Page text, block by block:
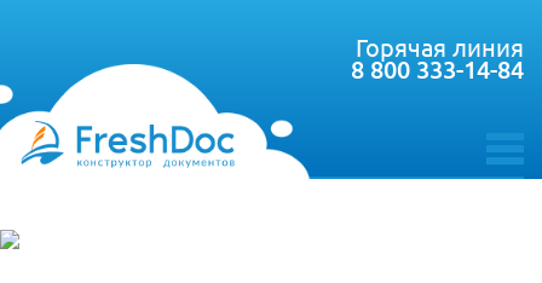
toggle
Горячая линия
8 800 333-14-84